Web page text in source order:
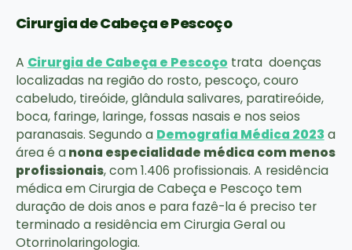
Cirurgia de Cabeça e Pescoço
A Cirurgia de Cabeça e Pescoço trata doenças
localizadas na região do rosto, pescoço, couro
cabeludo, tireóide, glândula salivares, paratireóide,
boca, faringe, laringe, fossas nasais e nos seios
paranasais. Segundo a Demografia Médica 2023 a
área é anona especialidade médica com menos
profissionais, com 1.406 profissionais. A residência
médica em Cirurgia de Cabeça e Pescoço tem
duração de dois anos e para fazê-la é preciso ter
terminado a residência em Cirurgia Geral ou
Otorrinolaringologia.